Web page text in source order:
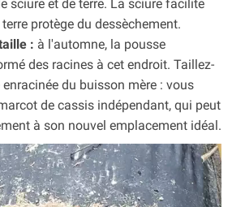
sciure et de terre. La sciure facilite
protège du dessèchement.
: à l'automne, la pousse
des racines à cet endroit. Taillez-
enracinée du buisson mère : vous
de cassis indépendant, qui peut
à son nouvel emplacement idéal.